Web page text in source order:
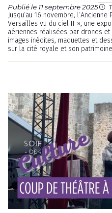
Publié le 11 septembre 2025
Jusqu’au 16 novembre,
Versailles vu du ciel II », une
aériennes réalisées par drones
images inédites, maquettes et
sur la cité royale et son